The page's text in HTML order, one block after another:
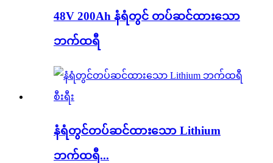
48V 200Ah နံရံတွင် တပ်ဆင်ထားသော
ဘက်ထရီ
နံရံတွင်တပ်ဆင်ထားသော Lithium
ဘက်ထရီ...